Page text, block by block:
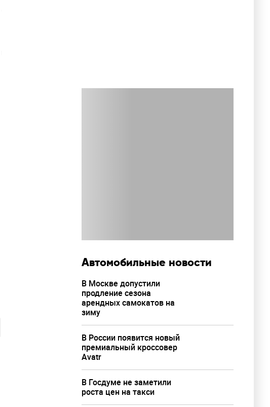
Автомобильные новости
В Москве допустили
продление сезона
арендных самокатов на
зиму
В России появится новый
премиальный кроссовер
Avatr
В Госдуме не заметили
роста цен на такси